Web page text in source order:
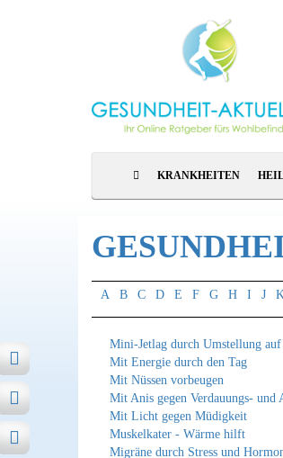
KRANKHEITEN
A B C D E F G H I J
Mini-Jetlag durch Umstellung
Mit Energie durch den Tag
Mit Nüssen vorbeugen
Mit Anis gegen Verdauungs- und
Mit Licht gegen Müdigkeit
Muskelkater - Wärme hilft
Migräne durch Stress und